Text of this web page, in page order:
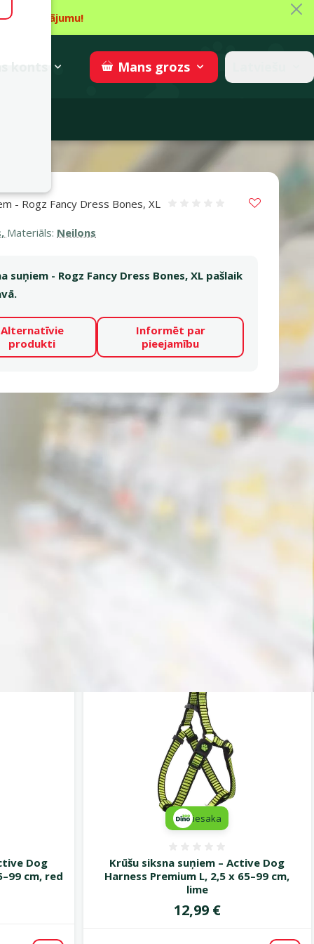
piedāvājumu!
Mans grozs
- Rogz Fancy Dress Bones, XL
Atsauksmes 0%
Materiāls: Neilons
suņiem - Rogz Fancy Dress Bones, XL pašlaik
Alternatīvie
produkti
Informēt par
pieejamību
Dog
cm, red
Krūšu siksna suņiem – Active Dog
Harness Premium L, 2,5 x 65–99 cm,
lime
Cena
12,99 €
iesaka